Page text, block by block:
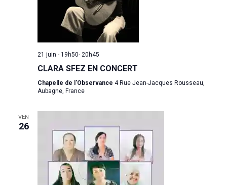
21 juin - 19h50- 20h45
CLARA SFEZ EN CONCERT
Chapelle de l'Observance 4 Rue Jean-Jacques Rousseau,
Aubagne, France
VEN
26